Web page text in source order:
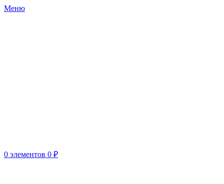
Меню
0 элементов 0 ₽